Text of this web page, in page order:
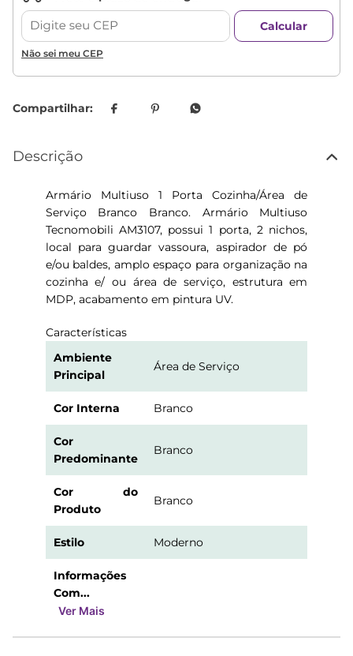
Não sei meu CEP
Descrição
Armário Multiuso 1 Porta Cozinha/Área de
Serviço Branco Branco. Armário Multiuso
Tecnomobili AM3107, possui 1 porta, 2 nichos,
local para guardar vassoura, aspirador de pó
e/ou baldes, amplo espaço para organização na
cozinha e/ ou área de serviço, estrutura em
MDP, acabamento em pintura UV.
Características
Ambiente
Principal
Área de Serviço
Cor Interna Branco
Cor
Predominante
Branco
Cor do
Produto
Branco
Estilo Moderno
Informações
Com...
Ver Mais